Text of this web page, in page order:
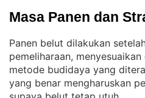
Masa Panen dan
Panen belut dilakukan
pemeliharaan,
metode budidaya yang
yang benar mengharuskan